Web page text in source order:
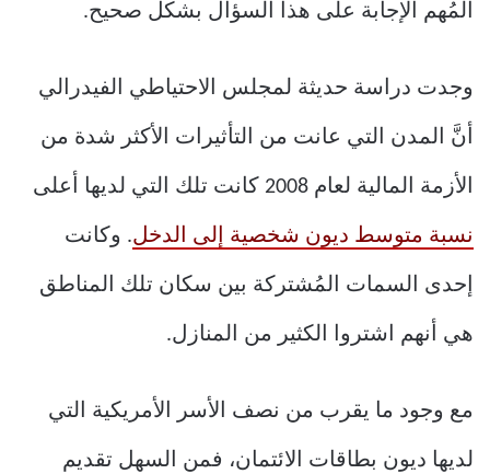
المُهم الإجابة على هذا السؤال بشكل صحيح.
وجدت دراسة حديثة لمجلس الاحتياطي الفيدرالي
أنَّ المدن التي عانت من التأثيرات الأكثر شدة من
الأزمة المالية لعام 2008 كانت تلك التي لديها أعلى
نسبة متوسط ​​ديون شخصية إلى الدخل. وكانت
إحدى السمات المُشتركة بين سكان تلك المناطق
هي أنهم اشتروا الكثير من المنازل.
مع وجود ما يقرب من نصف الأسر الأمريكية التي
لديها ديون بطاقات الائتمان، فمن السهل تقديم